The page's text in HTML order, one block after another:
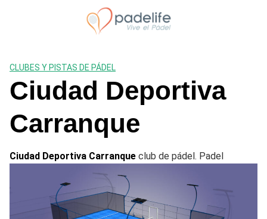
CLUBES Y PISTAS DE PÁDEL
Ciudad Deportiva
Carranque
Ciudad Deportiva Carranque club de pádel. Padel